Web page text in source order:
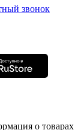
звонок
о товарах